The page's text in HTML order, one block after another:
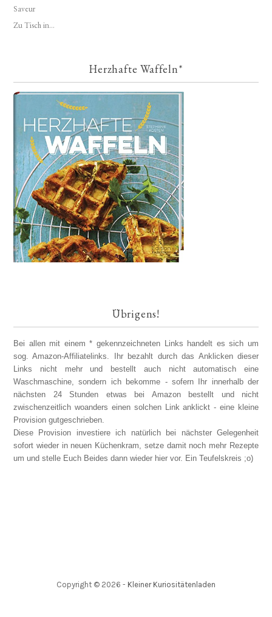
Saveur
Zu Tisch in...
Herzhafte Waffeln*
Übrigens!
Bei allen mit einem * gekennzeichneten Links handelt es sich um
sog. Amazon-Affiliatelinks. Ihr bezahlt durch das Anklicken dieser
Links nicht mehr und bestellt auch nicht automatisch eine
Waschmaschine, sondern ich bekomme - sofern Ihr innerhalb der
nächsten 24 Stunden etwas bei Amazon bestellt und nicht
zwischenzeitlich woanders einen solchen Link anklickt - eine kleine
Provision gutgeschrieben.
Diese Provision investiere ich natürlich bei nächster Gelegenheit
sofort wieder in neuen Küchenkram, setze damit noch mehr Rezepte
um und stelle Euch Beides dann wieder hier vor. Ein Teufelskreis ;o)
Copyright © 2026 - Kleiner Kuriositätenladen